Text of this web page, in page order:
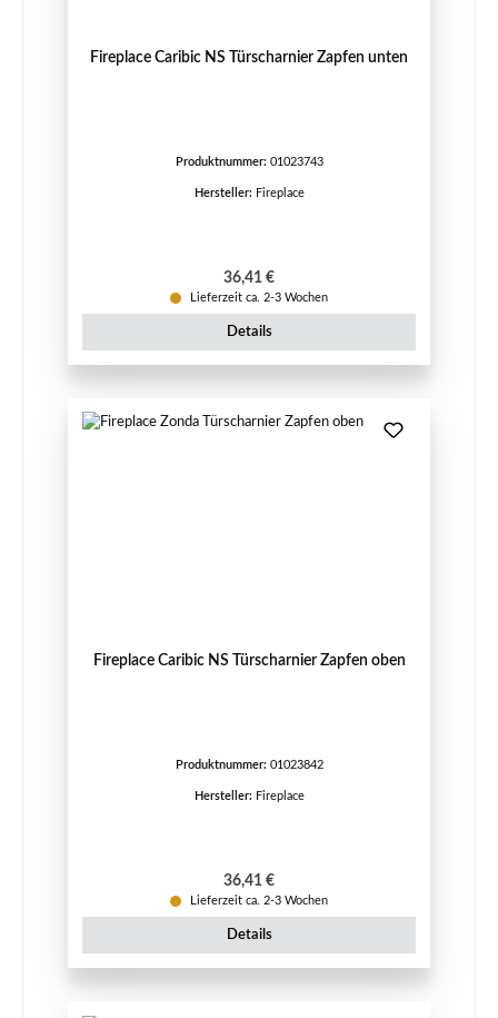
Fireplace Caribic NS Türscharnier Zapfen unten
Produktnummer: 01023743
Hersteller: Fireplace
Regulärer Preis:
36,41 €
Lieferzeit ca. 2-3 Wochen
Details
Fireplace Caribic NS Türscharnier Zapfen oben
Produktnummer: 01023842
Hersteller: Fireplace
Regulärer Preis:
36,41 €
Lieferzeit ca. 2-3 Wochen
Details